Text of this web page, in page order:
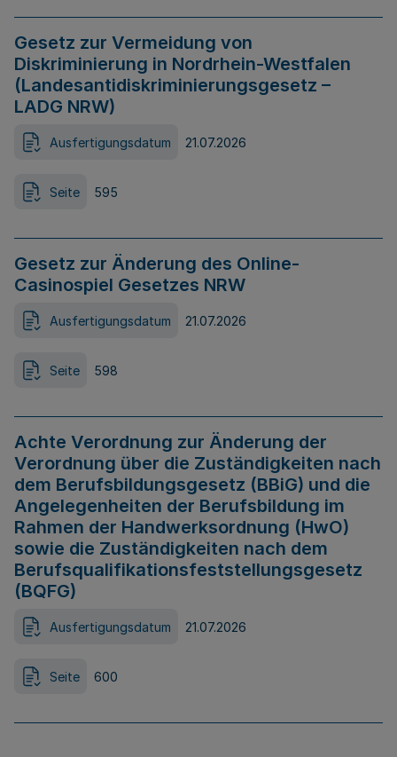
Gesetz zur Vermeidung von
Diskriminierung in Nordrhein-Westfalen
(Landesantidiskriminierungsgesetz –
LADG NRW)
Ausfertigungsdatum 21.07.2026
Seite 595
Gesetz zur Änderung des Online-
Casinospiel Gesetzes NRW
Ausfertigungsdatum 21.07.2026
Seite 598
Achte Verordnung zur Änderung der
Verordnung über die Zuständigkeiten nach
dem Berufsbildungsgesetz (BBiG) und die
Angelegenheiten der Berufsbildung im
Rahmen der Handwerksordnung (HwO)
sowie die Zuständigkeiten nach dem
Berufsqualifikationsfeststellungsgesetz
(BQFG)
Ausfertigungsdatum 21.07.2026
Seite 600